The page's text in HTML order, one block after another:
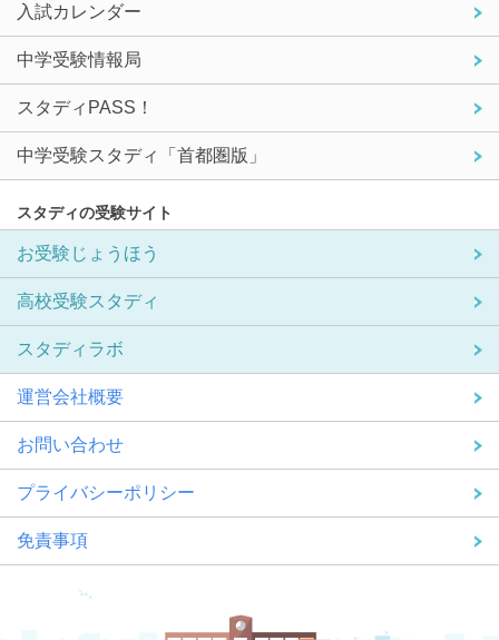
入試カレンダー
中学受験情報局
スタディPASS！
中学受験スタディ「首都圏版」
スタディの受験サイト
お受験じょうほう
高校受験スタディ
スタディラボ
運営会社概要
お問い合わせ
プライバシーポリシー
免責事項